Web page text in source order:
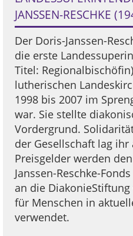
JANSSEN-RESCHKE
Der Doris-Janssen-
die erste
Titel:
lutherischen
1998 bis 2007 im
war. Sie stellte
Vordergrund.
der Gesellschaft lag ihr
Preisgelder werden
Janssen-Reschke-
an die
für Menschen in
verwendet.